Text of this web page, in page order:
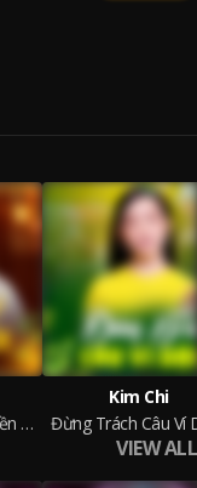
Liên Khúc Gió Về Miền Xuôi
Kim Chi
Đừng Trách Câu Ví
VIEW ALL